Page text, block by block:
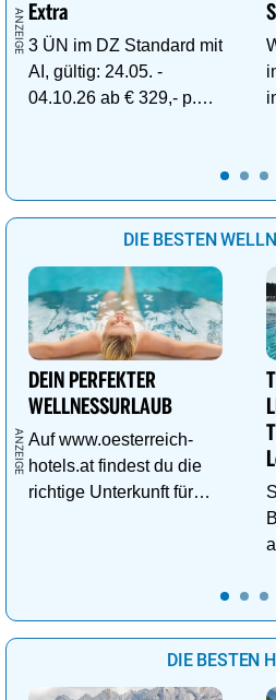
Extra
3 ÜN im DZ Standard mit
AI, gültig: 24.05. -
04.10.26 ab € 329,- p.P.
DIE BESTEN
DEIN PERFEKTER
WELLNESSURLAUB
Auf www.oesterreich-
hotels.at findest du die
richtige Unterkunft für
DIE BESTEN